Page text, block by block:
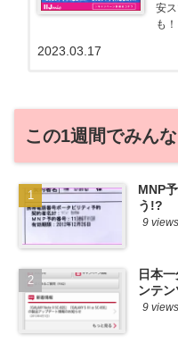
安
も
る
2023.03.17
この1週間でみん
MNP
う!?
9 views
日本
ンテン
9 views